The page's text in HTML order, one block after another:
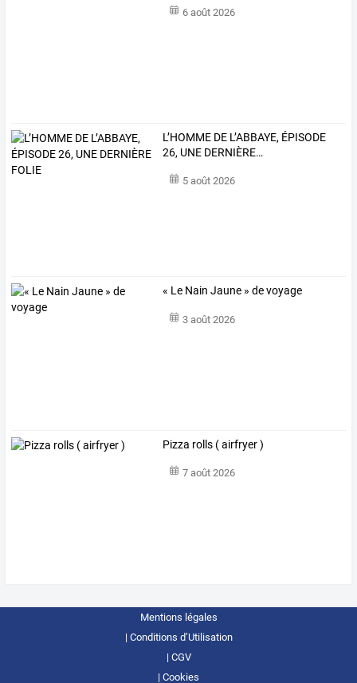
6 août 2026
L’HOMME DE L’ABBAYE, ÉPISODE
26, UNE DERNIÈRE…
5 août 2026
« Le Nain Jaune » de voyage
3 août 2026
Pizza rolls ( airfryer )
7 août 2026
Mentions légales
Conditions d’Utilisation
CGV
Cookies